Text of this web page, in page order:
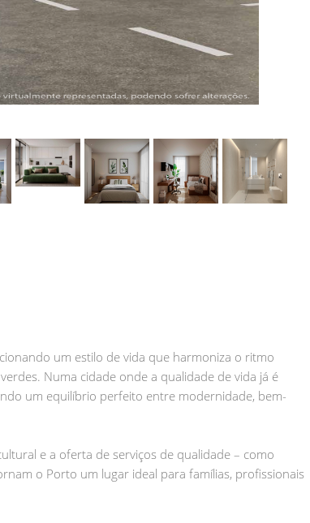
um estilo de vida que harmoniza o ritmo
Numa cidade onde a qualidade de vida já é
um equilíbrio perfeito entre modernidade, bem-
e a oferta de serviços de qualidade – como
o Porto um lugar ideal para famílias, profissionais